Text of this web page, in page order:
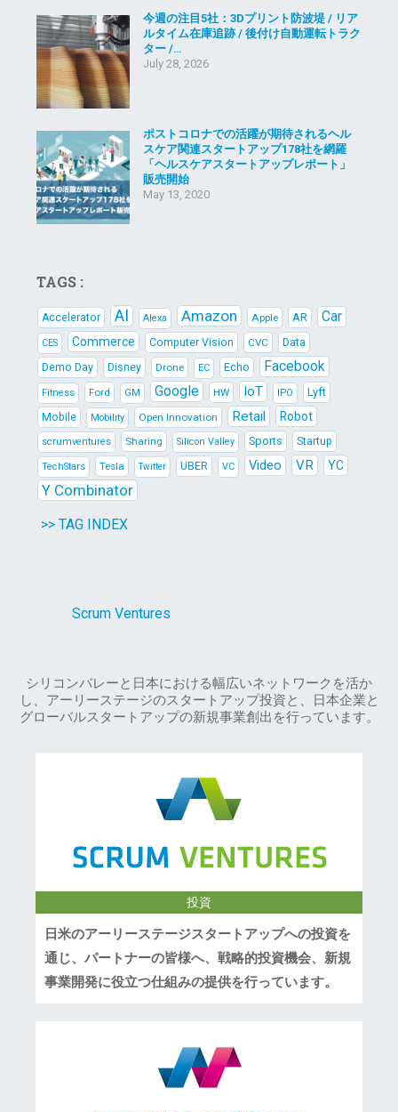
今週の注目5社：3Dプリント防波堤 / リア
ルタイム在庫追跡 / 後付け自動運転トラク
ター /…
July 28, 2026
ポストコロナでの活躍が期待されるヘル
スケア関連スタートアップ178社を網羅
「ヘルスケアスタートアップレポート」
販売開始
May 13, 2020
TAGS :
Accelerator AI Alexa Amazon Apple AR Car
CES Commerce Computer Vision CVC
Data
Demo Day
Disney Drone EC Echo Facebook
Fitness Ford GM Google HW IoT IPO Lyft
Mobile Mobility Open Innovation Retail Robot
scrumventures Sharing Silicon Valley Sports Startup
TechStars Tesla Twitter UBER VC Video VR YC
Y Combinator
>> TAG INDEX
Scrum Ventures
シリコンバレーと日本における幅広いネットワークを活か
し、アーリーステージのスタートアップ投資と、日本企業と
グローバルスタートアップの新規事業創出を行っています。
投資
日米のアーリーステージスタートアップへの投資を
通じ、パートナーの皆様へ、戦略的投資機会、新規
事業開発に役立つ仕組みの提供を行っています。